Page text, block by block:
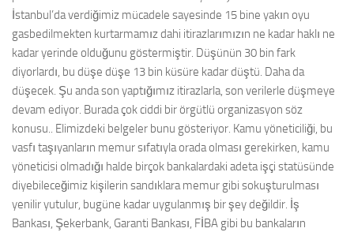
İstanbul’da verdiğimiz mücadele sayesinde 15 bine yakın oyu
gasbedilmekten kurtarmamız dahi itirazlarımızın ne kadar haklı ne
kadar yerinde olduğunu göstermiştir. Düşünün 30 bin fark
diyorlardı, bu düşe düşe 13 bin küsüre kadar düştü. Daha da
düşecek. Şu anda son yaptığımız itirazlarla, son verilerle düşmeye
devam ediyor. Burada çok ciddi bir örgütlü organizasyon söz
konusu.. Elimizdeki belgeler bunu gösteriyor. Kamu yöneticiliği, bu
vasfı taşıyanların memur sıfatıyla orada olması gerekirken, kamu
yöneticisi olmadığı halde birçok bankalardaki adeta işçi statüsünde
diyebileceğimiz kişilerin sandıklara memur gibi sokuşturulması
yenilir yutulur, bugüne kadar uygulanmış bir şey değildir. İş
Bankası, Şekerbank, Garanti Bankası, FİBA gibi bu bankaların